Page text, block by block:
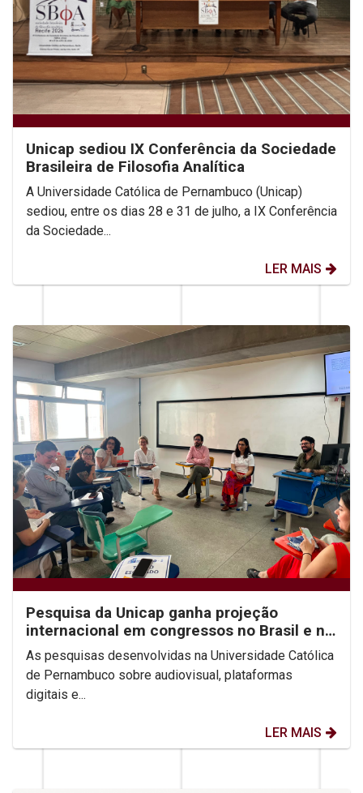
Unicap sediou IX Conferência da Sociedade
Brasileira de Filosofia Analítica
A Universidade Católica de Pernambuco (Unicap)
sediou, entre os dias 28 e 31 de julho, a IX Conferência
da Sociedade...
LER MAIS
Pesquisa da Unicap ganha projeção
internacional em congressos no Brasil e no
México
As pesquisas desenvolvidas na Universidade Católica
de Pernambuco sobre audiovisual, plataformas
digitais e...
LER MAIS